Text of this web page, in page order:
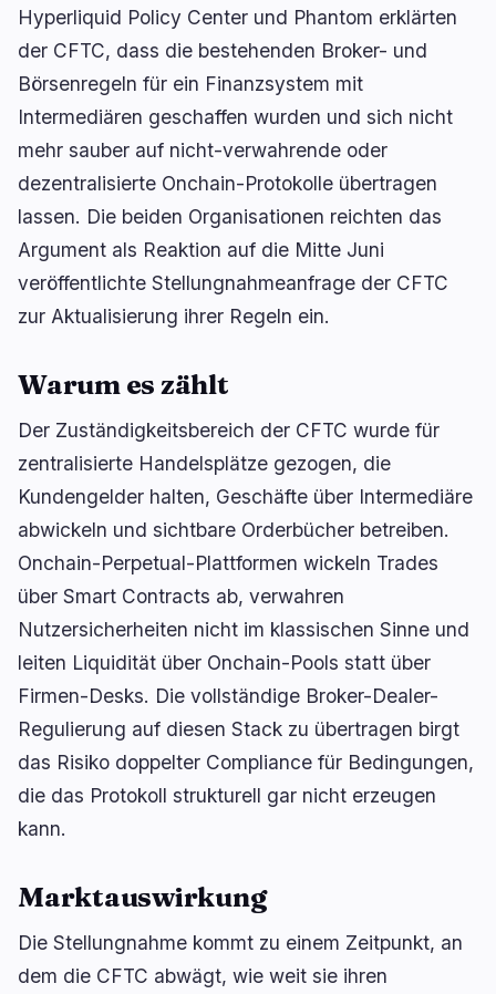
DEXs 0
Kreditvergabe 0
Erträge 0
Derivate 1
RWA 0
Technologie
Protokolle 1
Upgrades
Skalierung
KI 1
Mining
Geschäft
Zahlungen
Partnerschaften
Adoption
Solana
BNB
Andere Chains
🔥 Aktuell im Trend letzte 3h
BEARISH vor 32 Minuten
CLARITY-Gesetz: Senat sagt August-Abstimmung
ab, während die Chancen auf 14% sinken
September nach dem Verlust von 23.000
Arbeitsplätzen in den USA
BEARISH vor 3 Stunden
MARA verkauft fast alle geminten BTC und
verpflichtet sich zu 18.750 BTC für KI
Hyperliquid Policy Center und Phantom erklärten
der CFTC, dass die bestehenden Broker- und
Börsenregeln für ein Finanzsystem mit
Intermediären geschaffen wurden und sich nicht
mehr sauber auf nicht-verwahrende oder
dezentralisierte Onchain-Protokolle übertragen
lassen. Die beiden Organisationen reichten das
Argument als Reaktion auf die Mitte Juni
veröffentlichte Stellungnahmeanfrage der CFTC
zur Aktualisierung ihrer Regeln ein.
Warum es zählt
Der Zuständigkeitsbereich der CFTC wurde für
zentralisierte Handelsplätze gezogen, die
Kundengelder halten, Geschäfte über Intermediäre
abwickeln und sichtbare Orderbücher betreiben.
Onchain-Perpetual-Plattformen wickeln Trades
über Smart Contracts ab, verwahren
Nutzersicherheiten nicht im klassischen Sinne und
leiten Liquidität über Onchain-Pools statt über
Firmen-Desks. Die vollständige Broker-Dealer-
Regulierung auf diesen Stack zu übertragen birgt
das Risiko doppelter Compliance für Bedingungen,
die das Protokoll strukturell gar nicht erzeugen
kann.
Marktauswirkung
Die Stellungnahme kommt zu einem Zeitpunkt, an
dem die CFTC abwägt, wie weit sie ihren